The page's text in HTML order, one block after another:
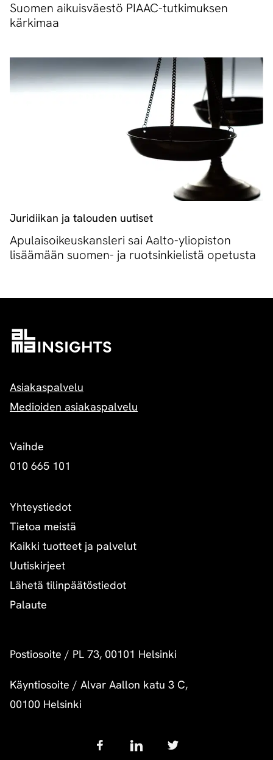
Suomen aikuisväestö PIAAC-tutkimuksen
kärkimaa
Juridiikan ja talouden uutiset
Apulaisoikeuskansleri sai Aalto-yliopiston
lisäämään suomen- ja ruotsinkielistä opetusta
Asiakaspalvelu
Medioiden asiakaspalvelu
Vaihde
010 665 101
Yhteystiedot
Tietoa meistä
Kaikki tuotteet ja palvelut
Uutiskirjeet
Lähetä tilinpäätöstiedot
Palaute
Postiosoite / PL 73, 00101 Helsinki
Käyntiosoite / Alvar Aallon katu 3 C,
00100 Helsinki